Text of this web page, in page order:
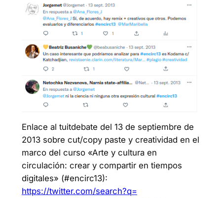
Enlace al tuitdebate del 13 de septiembre de
2013 sobre cut/copy paste y creatividad en el
marco del curso «Arte y cultura en
circulación: crear y compartir en tiempos
digitales» (#encirc13):
https://twitter.com/search?q=